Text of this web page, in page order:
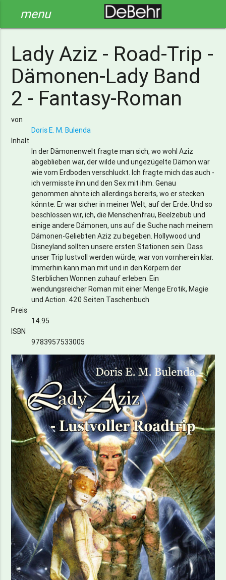
menu
Lady Aziz - Road-Trip -
Dämonen-Lady Band
2 - Fantasy-Roman
von
Doris E. M. Bulenda
Inhalt
In der Dämonenwelt fragte man sich, wo wohl Aziz
abgeblieben war, der wilde und ungezügelte Dämon war
wie vom Erdboden verschluckt. Ich fragte mich das auch -
ich vermisste ihn und den Sex mit ihm. Genau
genommen ahnte ich allerdings bereits, wo er stecken
könnte. Er war sicher in meiner Welt, auf der Erde. Und so
beschlossen wir, ich, die Menschenfrau, Beelzebub und
einige andere Dämonen, uns auf die Suche nach meinem
Dämonen-Geliebten Aziz zu begeben. Hollywood und
Disneyland sollten unsere ersten Stationen sein. Dass
unser Trip lustvoll werden würde, war von vornherein klar.
Immerhin kann man mit und in den Körpern der
Sterblichen Wonnen zuhauf erleben. Ein
wendungsreicher Roman mit einer Menge Erotik, Magie
und Action. 420 Seiten Taschenbuch
Preis
14.95
ISBN
9783957533005